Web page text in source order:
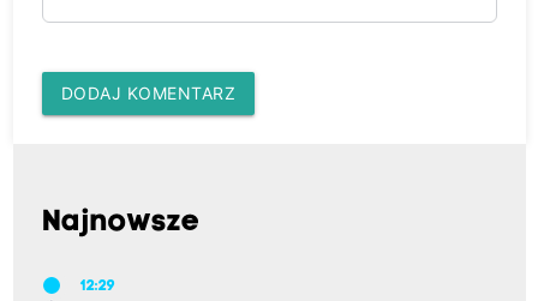
DODAJ KOMENTARZ
Najnowsze
12:29